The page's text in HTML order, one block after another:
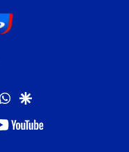
whatsapp
google
youtube-